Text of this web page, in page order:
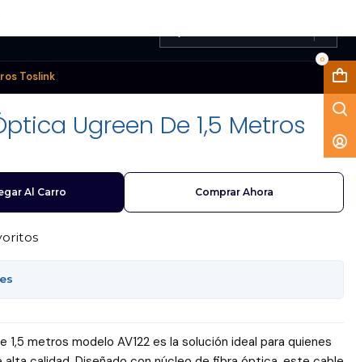
0
Toslink
Ugreen De 1,5 Metros
Al Carro Comprar Ahora
metros modelo AV122 es la solución ideal para quienes